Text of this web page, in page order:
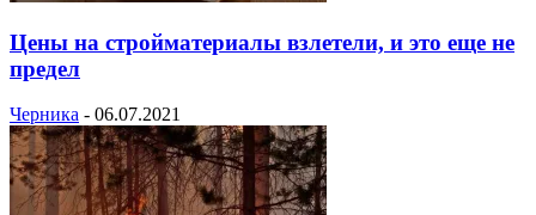
Цены на стройматериалы взлетели, и это еще не
предел
Черника - 06.07.2021